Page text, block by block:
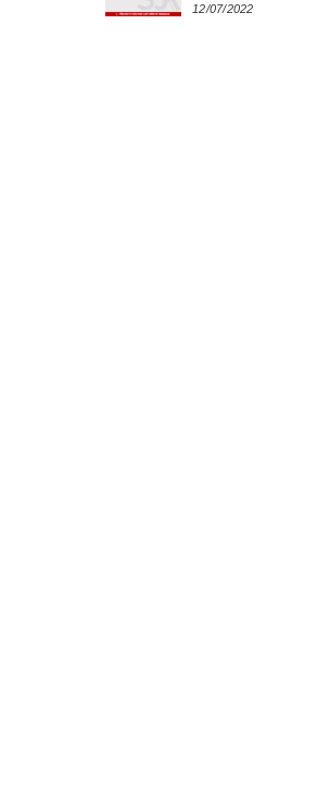
12/07/2022